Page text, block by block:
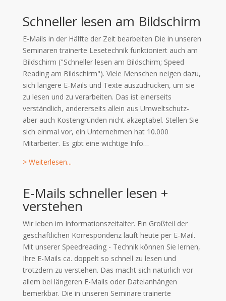
Schneller lesen am Bildschirm
E-Mails in der Hälfte der Zeit bearbeiten Die in unseren
Seminaren trainerte Lesetechnik funktioniert auch am
Bildschirm ("Schneller lesen am Bildschirm; Speed
Reading am Bildschirm"). Viele Menschen neigen dazu,
sich längere E-Mails und Texte auszudrucken, um sie
zu lesen und zu verarbeiten. Das ist einerseits
verständlich, andererseits allein aus Umweltschutz-
aber auch Kostengründen nicht akzeptabel. Stellen Sie
sich einmal vor, ein Unternehmen hat 10.000
Mitarbeiter. Es gibt eine wichtige Info…
> Weiterlesen...
E-Mails schneller lesen +
verstehen
Wir leben im Informationszeitalter. Ein Großteil der
geschäftlichen Korrespondenz läuft heute per E-Mail.
Mit unserer Speedreading - Technik können Sie lernen,
Ihre E-Mails ca. doppelt so schnell zu lesen und
trotzdem zu verstehen. Das macht sich natürlich vor
allem bei längeren E-Mails oder Dateianhängen
bemerkbar. Die in unseren Seminare trainerte